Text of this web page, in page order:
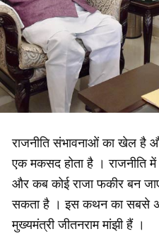
राजनीति संभावनाओं का खेल
एक मकसद होता है । राजनीति
और कब कोई राजा फकीर बन
सकता है । इस कथन का सबसे
मुख्यमंत्री जीतनराम मांझी हैं ।